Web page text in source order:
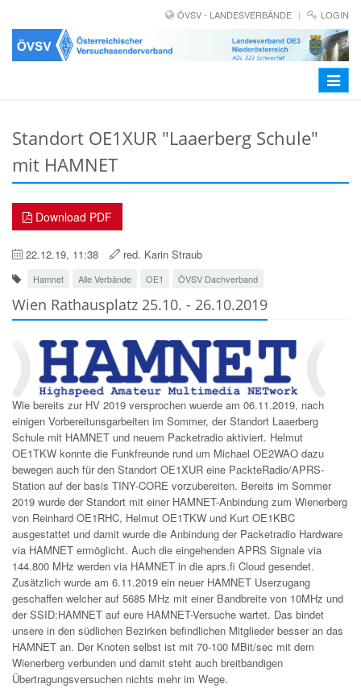
ÖVSV - LANDESVERBÄNDE LOGIN
Toggle
Standort OE1XUR "Laaerberg Schule"
mit HAMNET
Download PDF
22.12.19, 11:38 red. Karin Straub
Hamnet Alle Verbände OE1 ÖVSV Dachverband
Wien Rathausplatz 25.10. - 26.10.2019
Wie bereits zur HV 2019 versprochen wuerde am 06.11.2019, nach
einigen Vorbereitunsgarbeiten im Sommer, der Standort Laaerberg
Schule mit HAMNET und neuem Packetradio aktiviert. Helmut
OE1TKW konnte die Funkfreunde rund um Michael OE2WAO dazu
bewegen auch für den Standort OE1XUR eine PackteRadio/APRS-
Station auf der basis TINY-CORE vorzubereiten. Bereits im Sommer
2019 wurde der Standort mit einer HAMNET-Anbindung zum Wienerberg
von Reinhard OE1RHC, Helmut OE1TKW und Kurt OE1KBC
ausgestattet und damit wurde die Anbindung der Packetradio Hardware
via HAMNET ermöglicht. Auch die eingehenden APRS Signale via
144.800 MHz werden via HAMNET in die aprs.fi Cloud gesendet.
Zusätzlich wurde am 6.11.2019 ein neuer HAMNET Userzugang
geschaffen welcher auf 5685 MHz mit einer Bandbreite von 10MHz und
der SSID:HAMNET auf eure HAMNET-Versuche wartet. Das bindet
unsere in den südlichen Bezirken befindlichen Mitglieder besser an das
HAMNET an. Der Knoten selbst ist mit 70-100 MBit/sec mit dem
Wienerberg verbunden und damit steht auch breitbandigen
Übertragungsversuchen nichts mehr im Wege.